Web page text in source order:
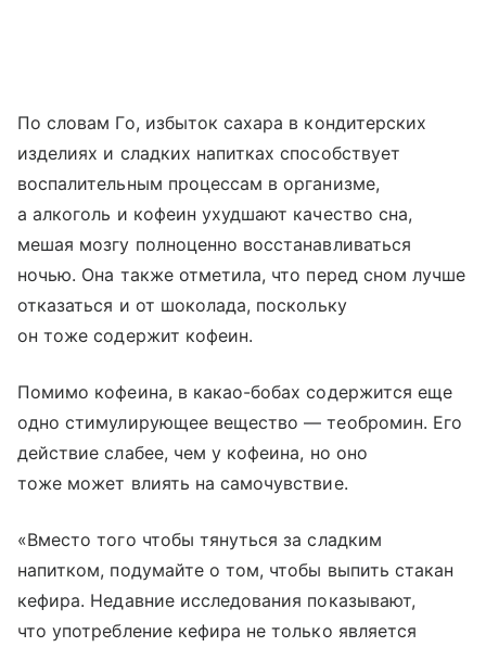
По словам Го, избыток сахара в кондитерских
изделиях и сладких напитках способствует
воспалительным процессам в организме,
а алкоголь и кофеин ухудшают качество сна,
мешая мозгу полноценно восстанавливаться
ночью. Она также отметила, что перед сном лучше
отказаться и от шоколада, поскольку
он тоже содержит кофеин.
Помимо кофеина, в какао-бобах содержится еще
одно стимулирующее вещество — теобромин. Его
действие слабее, чем у кофеина, но оно
тоже может влиять на самочувствие.
«Вместо того чтобы тянуться за сладким
напитком, подумайте о том, чтобы выпить стакан
кефира. Недавние исследования показывают,
что употребление кефира не только является